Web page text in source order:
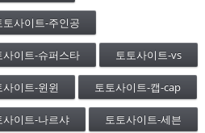
토사이트-주인공
사이트-슈퍼스타 토토사이트-vs
사이트-윈윈 토토사이트-캡-cap
사이트-나르샤 토토사이트-세븐